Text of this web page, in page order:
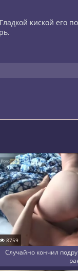
киской его
8759
Случайно кончил